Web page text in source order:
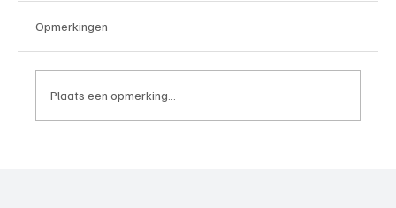
Opmerkingen
Plaats een opmerking...